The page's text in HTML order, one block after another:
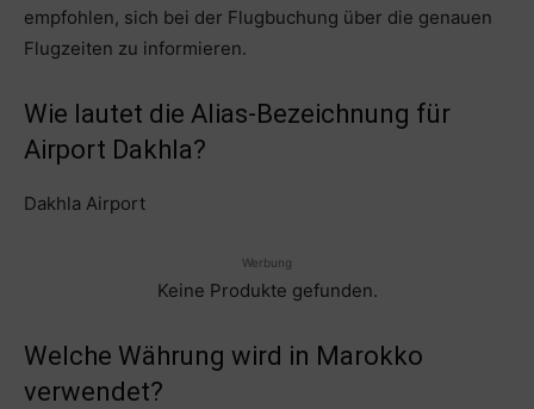
empfohlen, sich bei der Flugbuchung über die genauen
Flugzeiten zu informieren.
Wie lautet die Alias-Bezeichnung für
Airport Dakhla?
Dakhla Airport
Werbung
Keine Produkte gefunden.
Welche Währung wird in Marokko
verwendet?